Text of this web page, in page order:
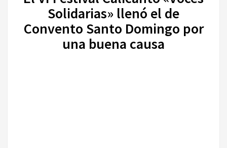
Solidarias» llenó el de
Convento Santo Domingo por
una buena causa